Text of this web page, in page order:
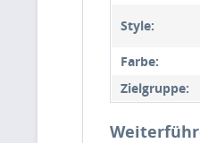
Style:
Farbe:
Zielgruppe: